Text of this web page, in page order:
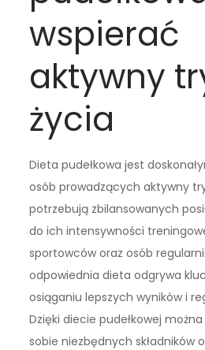
wspierać
aktywny
życia
Dieta pudełkowa jest
osób prowadzących aktywny
potrzebują zbilansowanych
do ich intensywności
sportowców oraz osób
odpowiednia dieta odgrywa
osiąganiu lepszych wyników i
Dzięki diecie pudełkowej
sobie niezbędnych składników